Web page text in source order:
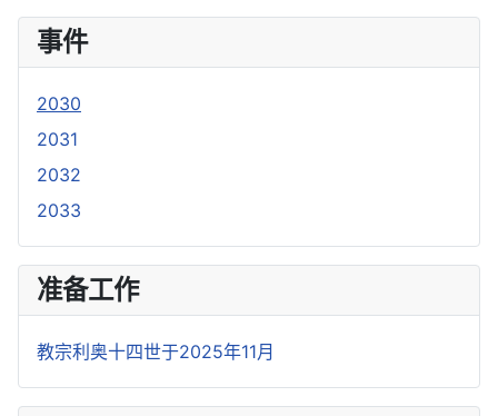
事件
2030
2031
2032
2033
准备工作
教宗利奥十四世于2025年11月